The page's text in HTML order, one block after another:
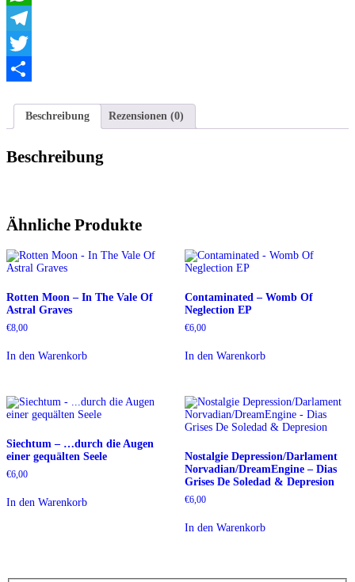
WhatsApp
Telegram
Twitter
Beschreibung
Rezensionen (0)
Beschreibung
Ähnliche Produkte
Rotten Moon – In The Vale Of
Astral Graves
€8,00
In den Warenkorb
Contaminated – Womb Of
Neglection EP
€6,00
In den Warenkorb
Siechtum – …durch die Augen
einer gequälten Seele
€6,00
In den Warenkorb
Nostalgie Depression/Darlament
Norvadian/DreamEngine – Dias
Grises De Soledad & Depresion
€6,00
In den Warenkorb